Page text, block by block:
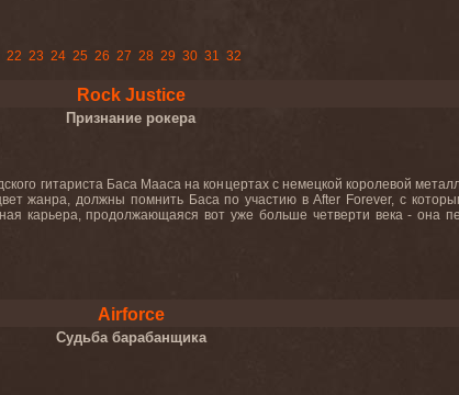
22 23 24 25 26 27 28 29 30 31 32
Rock Justice
Признание рокера
гитариста Баса Мааса на концертах c немецкой королевой
жанра, должны помнить Баса по участию в After Forever, с
карьера, продолжающаяся вот уже больше четверти века - она
Airforce
Судьба барабанщика